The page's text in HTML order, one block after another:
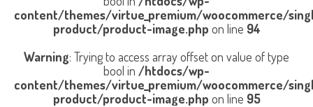
content/themes/virtue_premium/woocommerce/
product/product-image.php on line 94
Warning: Trying to access array offset on value of type
bool in /htdocs/wp-
content/themes/virtue_premium/woocommerce/
product/product-image.php on line 95